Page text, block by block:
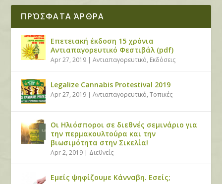
ΠΡΌΣΦΑΤΑ ΆΡΘΡΑ
Επετειακή έκδοση 15 χρόνια
Αντιαπαγορευτικό Φεστιβάλ (pdf)
Apr 27, 2019 |Αντιαπαγορευτικό, Εκδόσεις
Legalize Cannabis Protestival 2019
Apr 27, 2019 |Αντιαπαγορευτικό,Τοπικές
Οι Ηλιόσποροι σε διεθνές σεμινάριο για
την περμακουλτούρα και την
βιωσιμότητα στην Σικελία!
Apr 2, 2019 | Διεθνείς
Εμείς ψηφίζουμε Κάνναβη. Εσείς;